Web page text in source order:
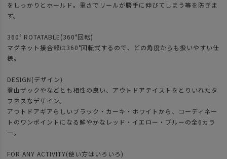
をしっかりとホールド。重さでリールが勝手に伸びてしまう等を防ぎま
す。
360° ROTATABLE(360°回転)
マグネット接合部は360°回転式するので、どの角度からも扱いやすい仕
様。
DESIGN(デザイン)
登山ザックやなどとも相性の良い、アウトドアテイストをとりいれたタ
フネスなデザイン。
アウトドアギアらしいブラック・カーキ・ホワイトから、コーディネー
トのワンポイントになる鮮やかなレッド・イエロー・ブルーの全6カラ
ー。
FOR ANY ACTIVITY(使い方はいろいろ)